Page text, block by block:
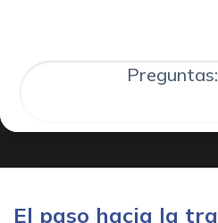
El paso hacia la